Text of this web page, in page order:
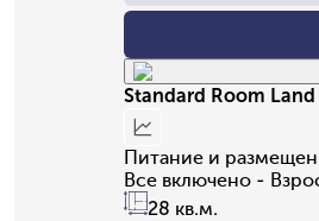
Standard Room Land
Питание и
Все включено -
28 кв.м.